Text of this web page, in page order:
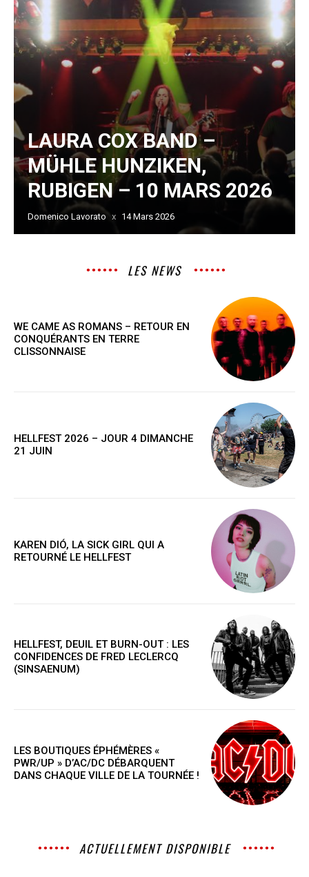
LAURA COX BAND –
MÜHLE HUNZIKEN,
RUBIGEN – 10 MARS 2026
Domenico Lavorato 14 Mars 2026
LES NEWS
WE CAME AS ROMANS – RETOUR EN
CONQUÉRANTS EN TERRE
CLISSONNAISE
HELLFEST 2026 – JOUR 4 DIMANCHE
21 JUIN
KAREN DIÓ, LA SICK GIRL QUI A
RETOURNÉ LE HELLFEST
HELLFEST, DEUIL ET BURN-OUT : LES
CONFIDENCES DE FRED LECLERCQ
(SINSAENUM)
LES BOUTIQUES ÉPHÉMÈRES «
PWR/UP » D’AC/DC DÉBARQUENT
DANS CHAQUE VILLE DE LA TOURNÉE !
ACTUELLEMENT DISPONIBLE